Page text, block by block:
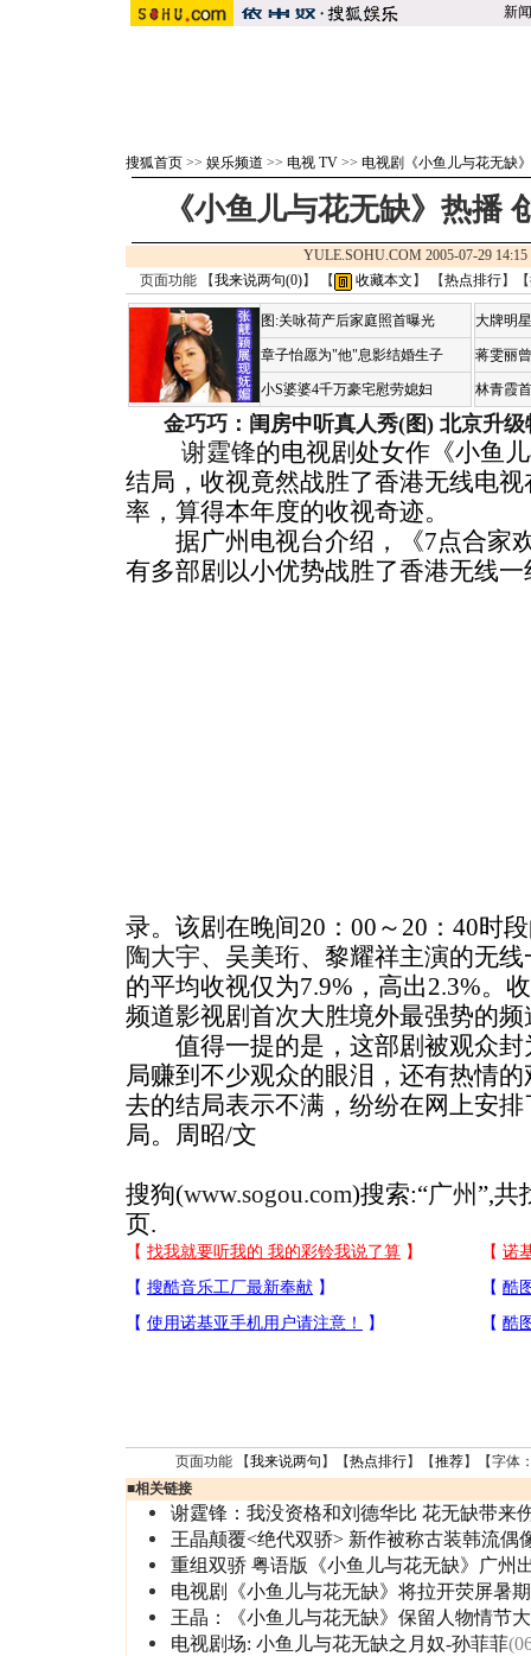
新闻
搜狐首页 >> 娱乐频道 >> 电视 TV >> 电视剧《小鱼儿与花无缺》
《小鱼儿与花无缺》热播
YULE.SOHU.COM 2005-07-29
页面功能 【我来说两句(0)】 【 收藏本文 】 【热点排行】【
图:关咏荷产后家庭照首曝光
章子怡愿为"他"息影结婚生子
小S婆婆4千万豪宅慰劳媳妇
大牌明
蒋雯丽
林青霞
金巧巧：闺房中听真人秀(图) 北京升级
谢霆锋的电视剧处女作《小鱼
结局，收视竟然战胜了香港无线电
率，算得本年度的收视奇迹。
据广州电视台介绍，《7点合家
有多部剧以小优势战胜了香港无线
录。该剧在晚间20：00～20：40时
陶大宇、吴美珩、黎耀祥主演的无
的平均收视仅为7.9%，高出2.3%。
频道影视剧首次大胜境外最强势的频
值得一提的是，这部剧被观众封
局赚到不少观众的眼泪，还有热情
去的结局表示不满，纷纷在网上安
局。周昭/文
搜狗(www.sogou.com)搜索:“广州”,共
页.
页面功能 【我来说两句 】【热点排行】【推荐】【字体
■相关链接
谢霆锋：我没资格和刘德华比 花无缺带来
王晶颠覆<绝代双骄> 新作被称古装韩流偶
重组双骄 粤语版《小鱼儿与花无缺》广州
电视剧《小鱼儿与花无缺》将拉开荧屏暑
王晶：《小鱼儿与花无缺》保留人物情节
电视剧场: 小鱼儿与花无缺之月奴-孙菲菲